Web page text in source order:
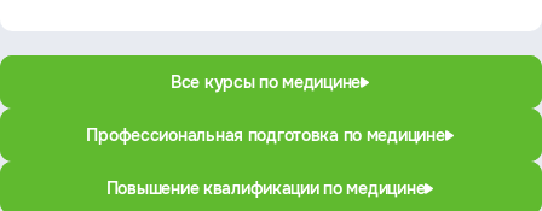
Все курсы по медицине
Профессиональная подготовка по медицине
Повышение квалификации по медицине